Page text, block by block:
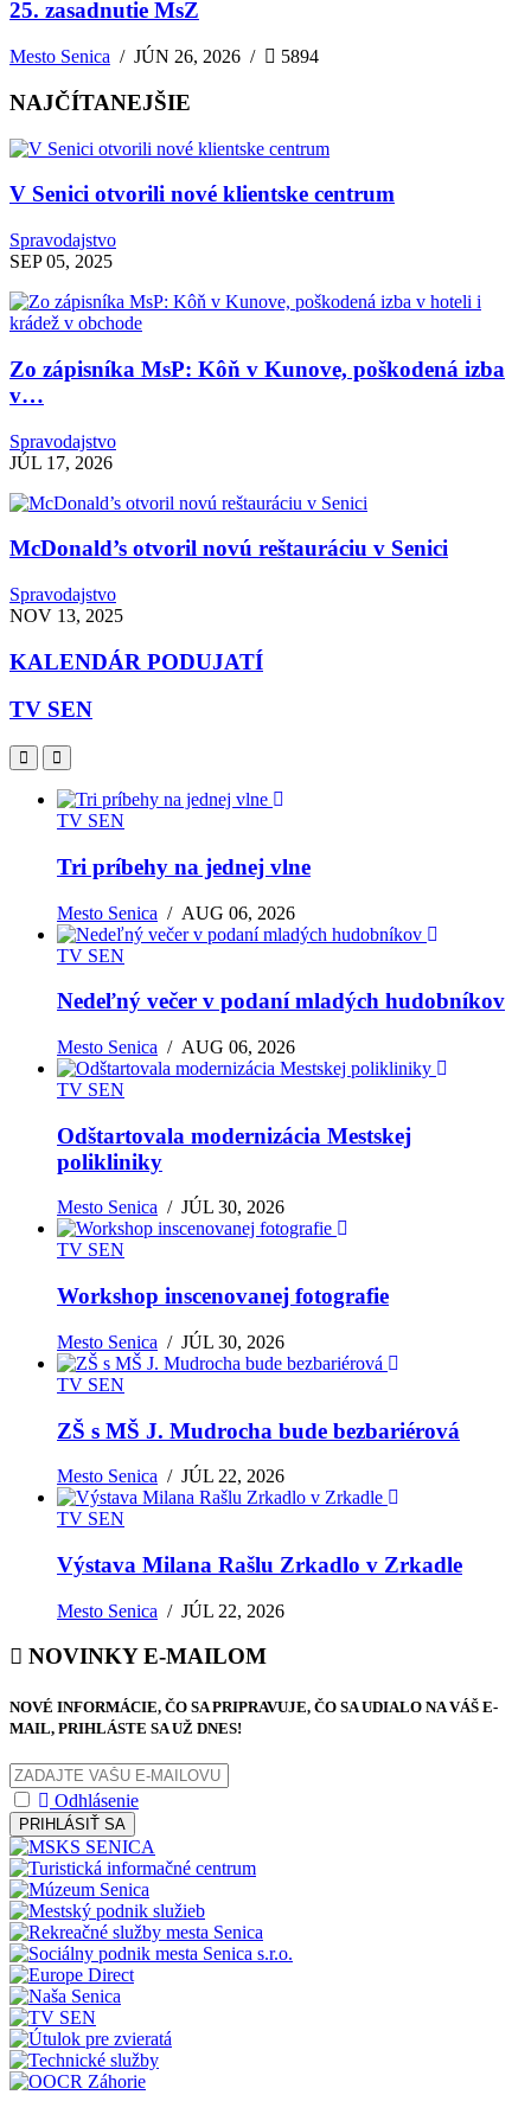
25. zasadnutie MsZ
Mesto Senica /JÚN 26, 2026 / 5894
NAJČÍTANEJŠIE
V Senici otvorili nové klientske centrum
Spravodajstvo
SEP 05, 2025
Zo zápisníka MsP: Kôň v Kunove, poškodená izba
v…
Spravodajstvo
JÚL 17, 2026
McDonald’s otvoril novú reštauráciu v Senici
Spravodajstvo
NOV 13, 2025
KALENDÁR PODUJATÍ
TV SEN
TV SEN
Tri príbehy na jednej vlne
Mesto Senica /AUG 06, 2026
TV SEN
Nedeľný večer v podaní mladých hudobníkov
Mesto Senica /AUG 06, 2026
TV SEN
Odštartovala modernizácia Mestskej
polikliniky
Mesto Senica /JÚL 30, 2026
TV SEN
Workshop inscenovanej fotografie
Mesto Senica /JÚL 30, 2026
TV SEN
ZŠ s MŠ J. Mudrocha bude bezbariérová
Mesto Senica /JÚL 22, 2026
TV SEN
Výstava Milana Rašlu Zrkadlo v Zrkadle
Mesto Senica /JÚL 22, 2026
NOVINKY E-MAILOM
NOVÉ INFORMÁCIE, ČO SA PRIPRAVUJE, ČO SA UDIALO NA VÁŠ E-
MAIL, PRIHLÁSTE SA UŽ DNES!
Odhlásenie
PRIHLÁSIŤ SA